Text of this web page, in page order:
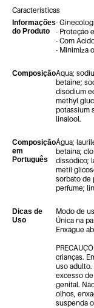
Características
Informações
do Produto
-
- Proteção
- Com
- Minimiza
ComposiçãoAqua;
betaine;
disodium
methyl
potassium
linalool.
Composição
em
Português
Água;
betaína;
dissódico;
metil
sorbato de
perfume;
Dicas de
Uso
Modo de
Única na
Enxágue
crianças.
uso
excesso
genital.
olhos,
suspenda